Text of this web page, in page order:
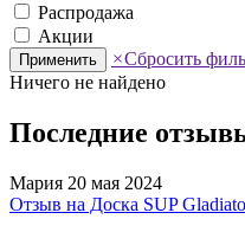
Распродажа
Акции
Применить ×Сбросить
Ничего не найдено
Последние
Мария 20 мая 2024
Отзыв на Доска SUP